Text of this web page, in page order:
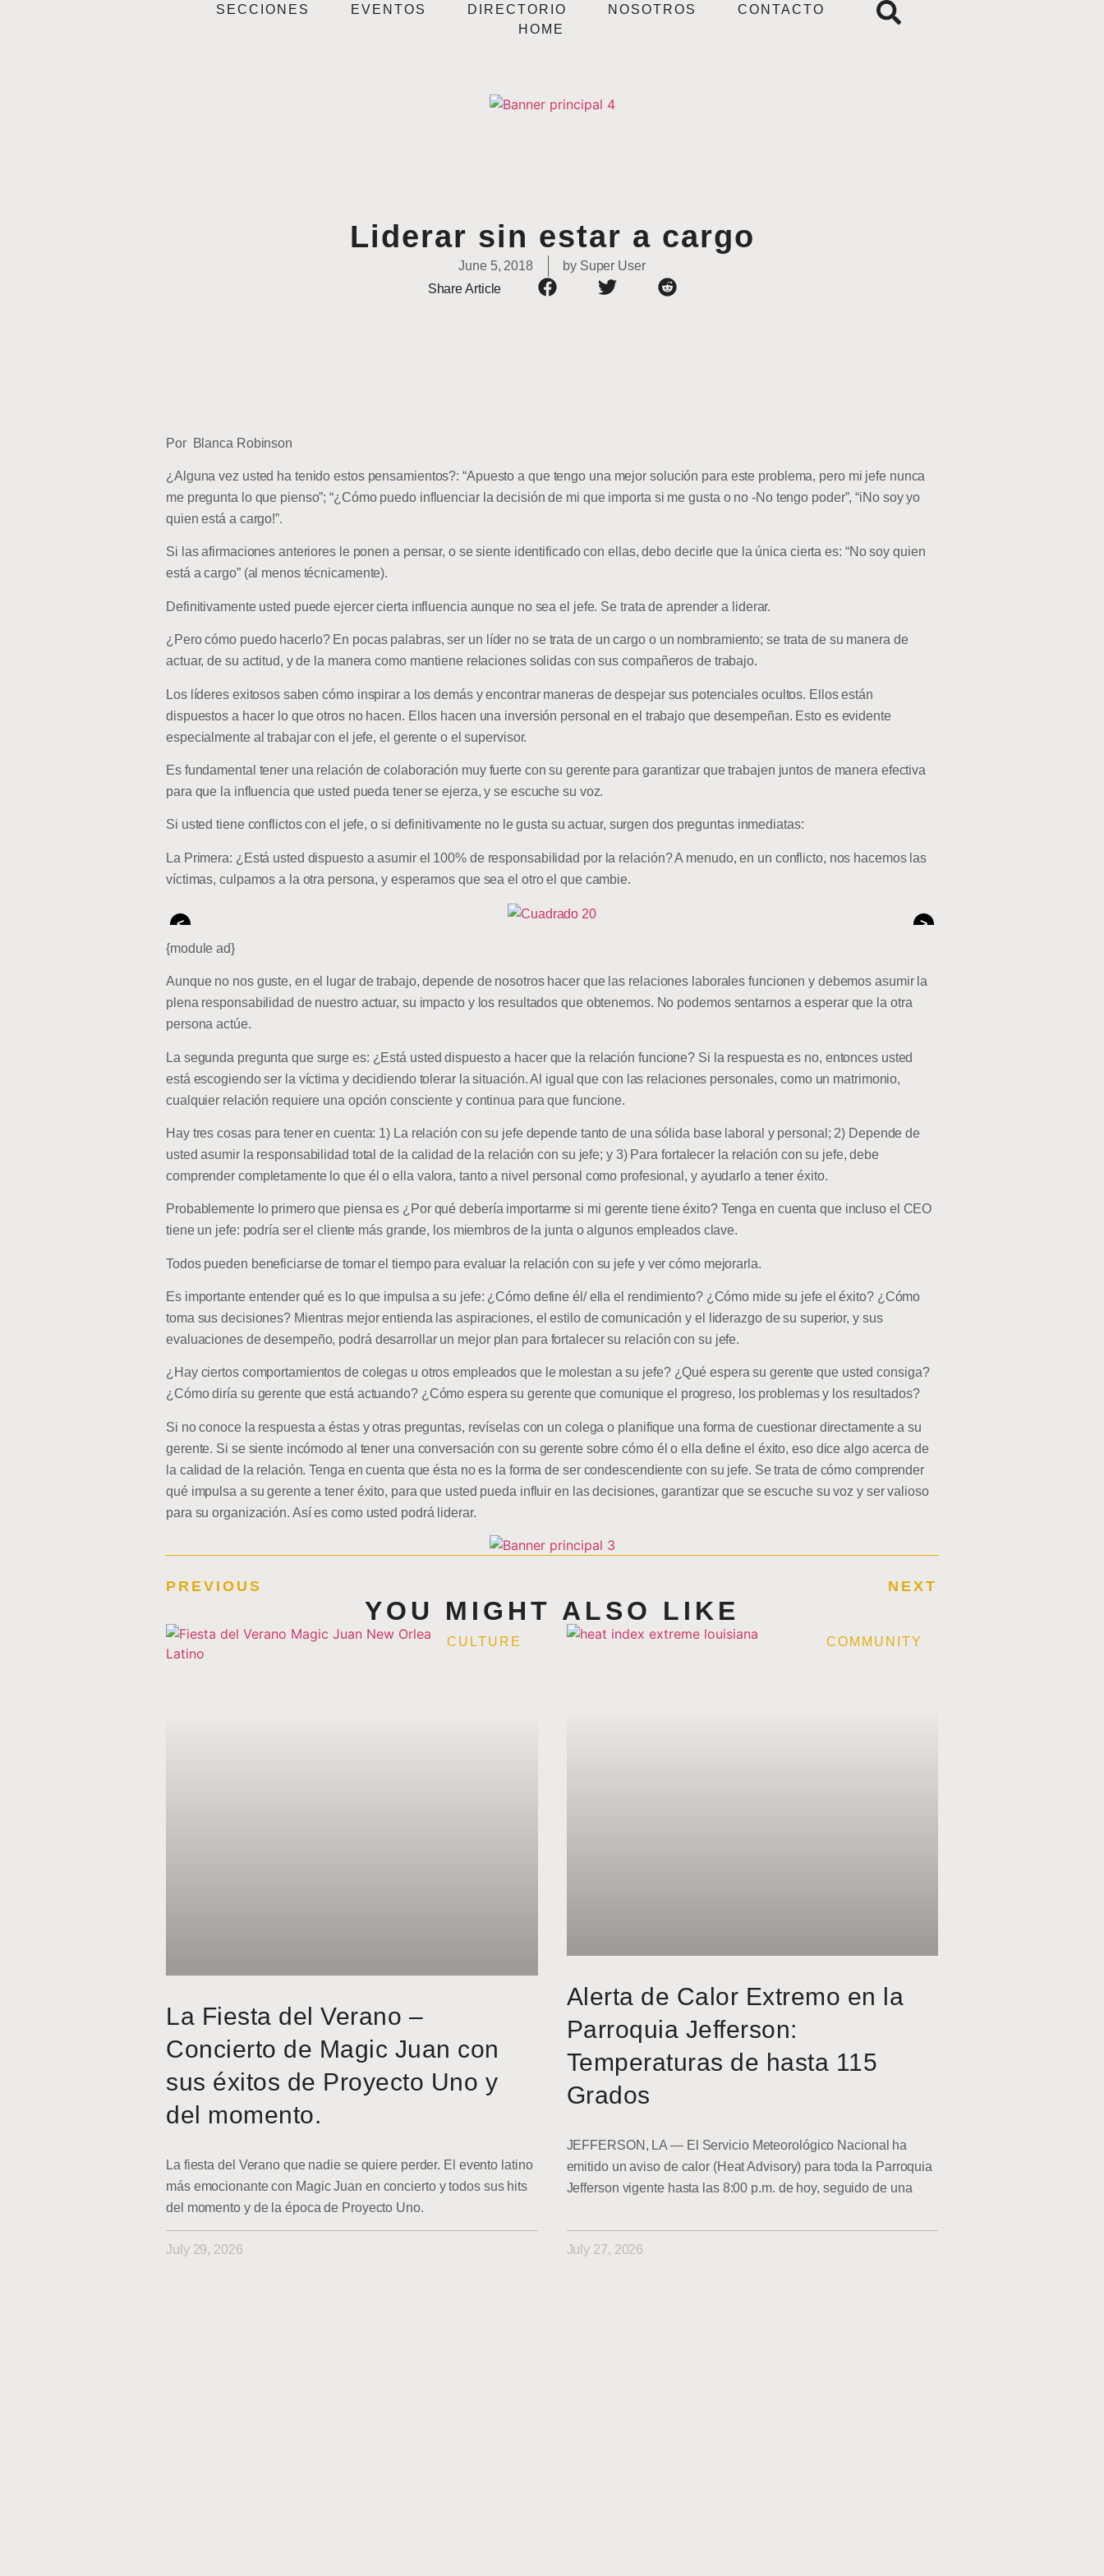
SECCIONES EVENTOS DIRECTORIO NOSOTROS
CONTACTO
HOME
Liderar sin estar a cargo
June 5, 2018 bySuper User
Share Article
Por Blanca Robinson
¿Alguna vez usted ha tenido estos pensamientos?: “Apuesto a que tengo una mejor solución para este problema, pero mi jefe nunca
me pregunta lo que pienso”; “¿Cómo puedo influenciar la decisión de mi que importa si me gusta o no -No tengo poder”, “iNo soy yo
quien está a cargo!”.
Si las afirmaciones anteriores le ponen a pensar, o se siente identificado con ellas, debo decirle que la única cierta es: “No soy quien
está a cargo” (al menos técnicamente).
Definitivamente usted puede ejercer cierta influencia aunque no sea el jefe. Se trata de aprender a liderar.
¿Pero cómo puedo hacerlo? En pocas palabras, ser un líder no se trata de un cargo o un nombramiento; se trata de su manera de
actuar, de su actitud, y de la manera como mantiene relaciones solidas con sus compañeros de trabajo.
Los líderes exitosos saben cómo inspirar a los demás y encontrar maneras de despejar sus potenciales ocultos. Ellos están
dispuestos a hacer lo que otros no hacen. Ellos hacen una inversión personal en el trabajo que desempeñan. Esto es evidente
especialmente al trabajar con el jefe, el gerente o el supervisor.
Es fundamental tener una relación de colaboración muy fuerte con su gerente para garantizar que trabajen juntos de manera efectiva
para que la influencia que usted pueda tener se ejerza, y se escuche su voz.
Si usted tiene conflictos con el jefe, o si definitivamente no le gusta su actuar, surgen dos preguntas inmediatas:
La Primera: ¿Está usted dispuesto a asumir el 100% de responsabilidad por la relación? A menudo, en un conflicto, nos hacemos las
víctimas, culpamos a la otra persona, y esperamos que sea el otro el que cambie.
<
>
{module ad}
Aunque no nos guste, en el lugar de trabajo, depende de nosotros hacer que las relaciones laborales funcionen y debemos asumir la
plena responsabilidad de nuestro actuar, su impacto y los resultados que obtenemos. No podemos sentarnos a esperar que la otra
persona actúe.
La segunda pregunta que surge es: ¿Está usted dispuesto a hacer que la relación funcione? Si la respuesta es no, entonces usted
está escogiendo ser la víctima y decidiendo tolerar la situación. Al igual que con las relaciones personales, como un matrimonio,
cualquier relación requiere una opción consciente y continua para que funcione.
Hay tres cosas para tener en cuenta: 1) La relación con su jefe depende tanto de una sólida base laboral y personal; 2) Depende de
usted asumir la responsabilidad total de la calidad de la relación con su jefe; y 3) Para fortalecer la relación con su jefe, debe
comprender completamente lo que él o ella valora, tanto a nivel personal como profesional, y ayudarlo a tener éxito.
Probablemente lo primero que piensa es ¿Por qué debería importarme si mi gerente tiene éxito? Tenga en cuenta que incluso el CEO
tiene un jefe: podría ser el cliente más grande, los miembros de la junta o algunos empleados clave.
Todos pueden beneficiarse de tomar el tiempo para evaluar la relación con su jefe y ver cómo mejorarla.
Es importante entender qué es lo que impulsa a su jefe: ¿Cómo define él/ ella el rendimiento? ¿Cómo mide su jefe el éxito? ¿Cómo
toma sus decisiones? Mientras mejor entienda las aspiraciones, el estilo de comunicación y el liderazgo de su superior, y sus
evaluaciones de desempeño, podrá desarrollar un mejor plan para fortalecer su relación con su jefe.
¿Hay ciertos comportamientos de colegas u otros empleados que le molestan a su jefe? ¿Qué espera su gerente que usted consiga?
¿Cómo diría su gerente que está actuando? ¿Cómo espera su gerente que comunique el progreso, los problemas y los resultados?
Si no conoce la respuesta a éstas y otras preguntas, revíselas con un colega o planifique una forma de cuestionar directamente a su
gerente. Si se siente incómodo al tener una conversación con su gerente sobre cómo él o ella define el éxito, eso dice algo acerca de
la calidad de la relación. Tenga en cuenta que ésta no es la forma de ser condescendiente con su jefe. Se trata de cómo comprender
qué impulsa a su gerente a tener éxito, para que usted pueda influir en las decisiones, garantizar que se escuche su voz y ser valioso
para su organización. Así es como usted podrá liderar.
PREVIOUS NEXT
YOU MIGHT ALSO LIKE
CULTURE
La Fiesta del Verano –
Concierto de Magic Juan con
sus éxitos de Proyecto Uno y
del momento.
La fiesta del Verano que nadie se quiere perder. El evento latino
más emocionante con Magic Juan en concierto y todos sus hits
del momento y de la época de Proyecto Uno.
July 29, 2026
COMMUNITY
Alerta de Calor Extremo en la
Parroquia Jefferson:
Temperaturas de hasta 115
Grados
JEFFERSON, LA — El Servicio Meteorológico Nacional ha
emitido un aviso de calor (Heat Advisory) para toda la Parroquia
Jefferson vigente hasta las 8:00 p.m. de hoy, seguido de una
July 27, 2026